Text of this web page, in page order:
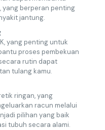
yang berperan penting
jantung.
yang penting untuk
proses pembekuan
rutin dapat
tulang kamu.
ringan, yang
racun melalui
pilihan yang baik
tubuh secara alami.